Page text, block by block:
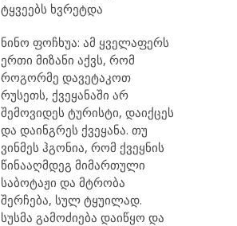
ტყვეებს ხვრეტდა
ნინო ფოჩხუა: ამ ყველაფერს
ერთი მიზანი აქვს, რომ
როგორმე დავეტაკოთ
რუსეთს, ქვეყანაში არ
შემოვიდეს ტურისტი, დაიქცეს
და დაინგრეს ქვეყანა. თუ
ვინმეს ჰგონია, რომ ქვეყნის
წინააღმდეგ მიმართული
საბოტაჟი და მტრობა
შერჩება, სულ ტყუილად.
სუსმა გამოძიება დაიწყო და